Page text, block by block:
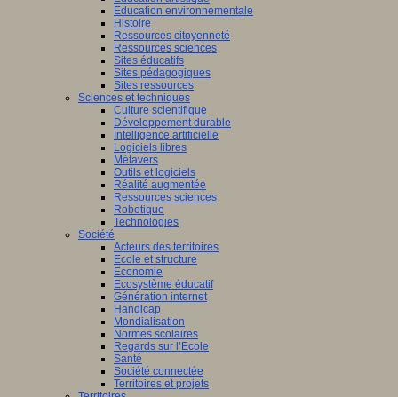
Education environnementale
Histoire
Ressources citoyenneté
Ressources sciences
Sites éducatifs
Sites pédagogiques
Sites ressources
Sciences et techniques
Culture scientifique
Développement durable
Intelligence artificielle
Logiciels libres
Métavers
Outils et logiciels
Réalité augmentée
Ressources sciences
Robotique
Technologies
Société
Acteurs des territoires
Ecole et structure
Economie
Ecosystème éducatif
Génération internet
Handicap
Mondialisation
Normes scolaires
Regards sur l’Ecole
Santé
Société connectée
Territoires et projets